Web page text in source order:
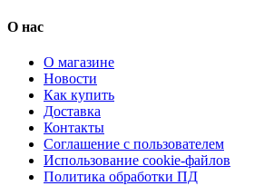
О нас
О магазине
Новости
Как купить
Доставка
Контакты
Соглашение с пользователем
Использование cookie-файлов
Политика обработки ПД